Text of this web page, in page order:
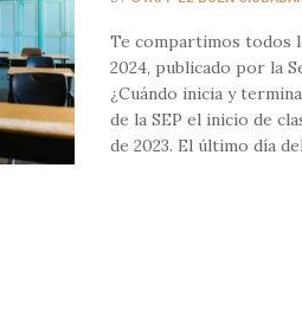
Te compartimos todos
2024, publicado por la
¿Cuándo inicia y
de la SEP el inicio de
de 2023. El último día